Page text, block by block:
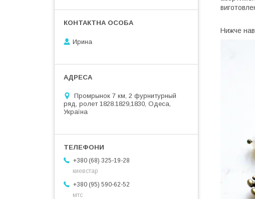
Нижче
Ирина
Промрынок 7 км, 2 фурнитурный
ряд, ролет 1828.1829,1830, Одеса,
Україна
+380 (68) 325-19-28
киевстар
+380 (95) 590-62-52
мтс